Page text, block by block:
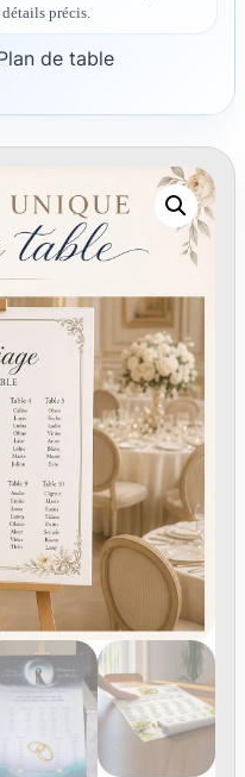
précis.
Unique Plan de table